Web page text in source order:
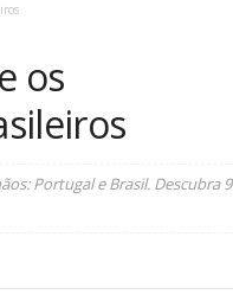
os
Portugal e Brasil. Descubra 9